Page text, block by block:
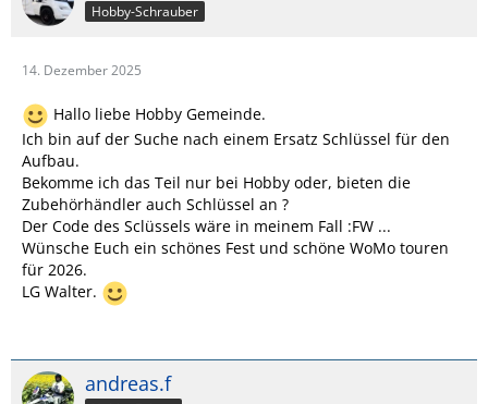
Hobby-Schrauber
14. Dezember 2025
Hallo liebe Hobby Gemeinde.
Ich bin auf der Suche nach einem Ersatz Schlüssel für den
Aufbau.
Bekomme ich das Teil nur bei Hobby oder, bieten die
Zubehörhändler auch Schlüssel an ?
Der Code des Sclüssels wäre in meinem Fall :FW ...
Wünsche Euch ein schönes Fest und schöne WoMo touren
für 2026.
LG Walter.
andreas.f